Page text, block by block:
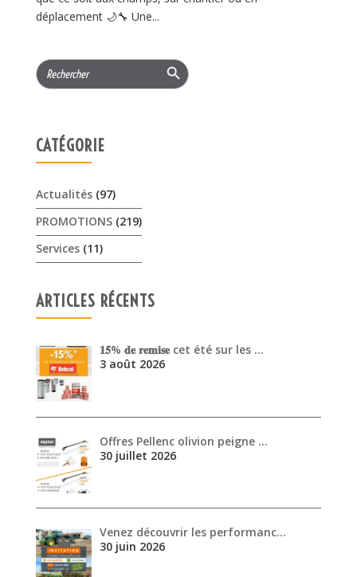
déplacement 🌙🔧 Une...
Search
for:
Search Button
CATÉGORIE
Actualités(97)
PROMOTIONS(219)
Services(11)
ARTICLES RÉCENTS
𝟏𝟓% 𝐝𝐞 𝐫𝐞𝐦𝐢𝐬𝐞 cet été sur les …
3 août 2026
Offres Pellenc olivion peigne …
30 juillet 2026
Venez découvrir les performanc…
30 juin 2026